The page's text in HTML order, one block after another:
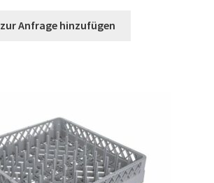
zur Anfrage hinzufügen